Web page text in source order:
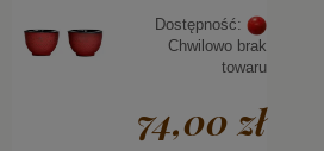
Dostępność:
Chwilowo brak
towaru
74,00 zł